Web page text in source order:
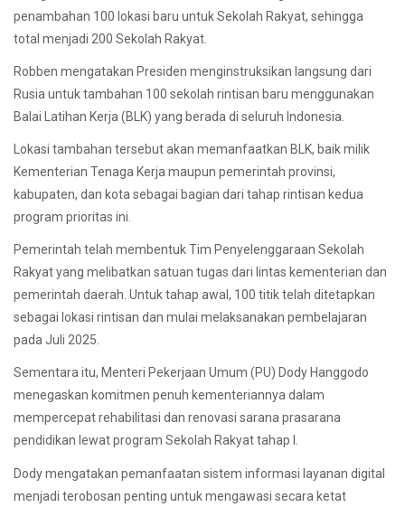
penambahan 100 lokasi baru untuk Sekolah Rakyat, sehingga
total menjadi 200 Sekolah Rakyat.
Robben mengatakan Presiden menginstruksikan langsung dari
Rusia untuk tambahan 100 sekolah rintisan baru menggunakan
Balai Latihan Kerja (BLK) yang berada di seluruh Indonesia.
Lokasi tambahan tersebut akan memanfaatkan BLK, baik milik
Kementerian Tenaga Kerja maupun pemerintah provinsi,
kabupaten, dan kota sebagai bagian dari tahap rintisan kedua
program prioritas ini.
Pemerintah telah membentuk Tim Penyelenggaraan Sekolah
Rakyat yang melibatkan satuan tugas dari lintas kementerian dan
pemerintah daerah. Untuk tahap awal, 100 titik telah ditetapkan
sebagai lokasi rintisan dan mulai melaksanakan pembelajaran
pada Juli 2025.
Sementara itu, Menteri Pekerjaan Umum (PU) Dody Hanggodo
menegaskan komitmen penuh kementeriannya dalam
mempercepat rehabilitasi dan renovasi sarana prasarana
pendidikan lewat program Sekolah Rakyat tahap I.
Dody mengatakan pemanfaatan sistem informasi layanan digital
menjadi terobosan penting untuk mengawasi secara ketat